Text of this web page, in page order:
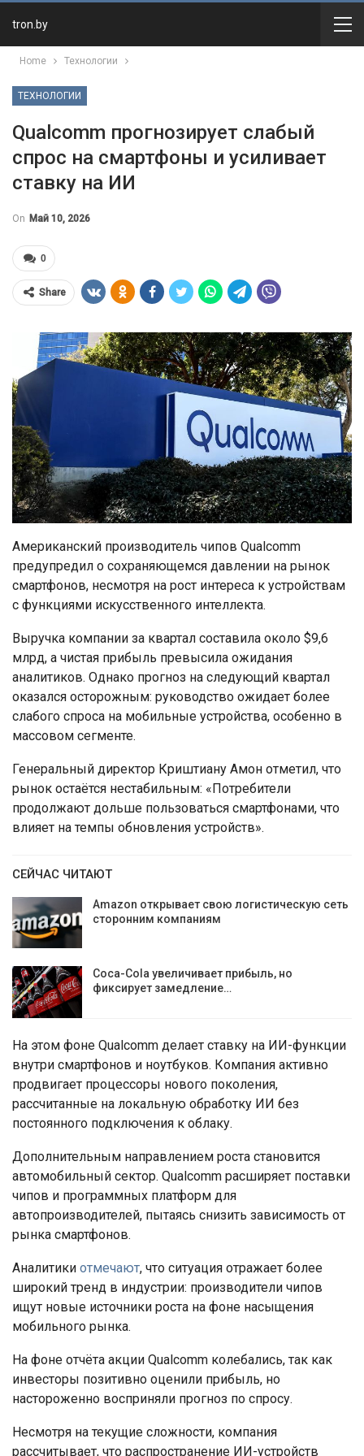
tron.by
Home Технологии
ТЕХНОЛОГИИ
Qualcomm прогнозирует слабый
спрос на смартфоны и усиливает
ставку на ИИ
On Май 10, 2026
0
Share
Американский производитель чипов Qualcomm
предупредил о сохраняющемся давлении на рынок
смартфонов, несмотря на рост интереса к устройствам
с функциями искусственного интеллекта.
Выручка компании за квартал составила около $9,6
млрд, а чистая прибыль превысила ожидания
аналитиков. Однако прогноз на следующий квартал
оказался осторожным: руководство ожидает более
слабого спроса на мобильные устройства, особенно в
массовом сегменте.
Генеральный директор Криштиану Амон отметил, что
рынок остаётся нестабильным: «Потребители
продолжают дольше пользоваться смартфонами, что
влияет на темпы обновления устройств».
СЕЙЧАС ЧИТАЮТ
Amazon открывает свою логистическую сеть
сторонним компаниям
Coca-Cola увеличивает прибыль, но
фиксирует замедление…
На этом фоне Qualcomm делает ставку на ИИ-функции
внутри смартфонов и ноутбуков. Компания активно
продвигает процессоры нового поколения,
рассчитанные на локальную обработку ИИ без
постоянного подключения к облаку.
Дополнительным направлением роста становится
автомобильный сектор. Qualcomm расширяет поставки
чипов и программных платформ для
автопроизводителей, пытаясь снизить зависимость от
рынка смартфонов.
Аналитики отмечают, что ситуация отражает более
широкий тренд в индустрии: производители чипов
ищут новые источники роста на фоне насыщения
мобильного рынка.
На фоне отчёта акции Qualcomm колебались, так как
инвесторы позитивно оценили прибыль, но
настороженно восприняли прогноз по спросу.
Несмотря на текущие сложности, компания
рассчитывает, что распространение ИИ-устройств